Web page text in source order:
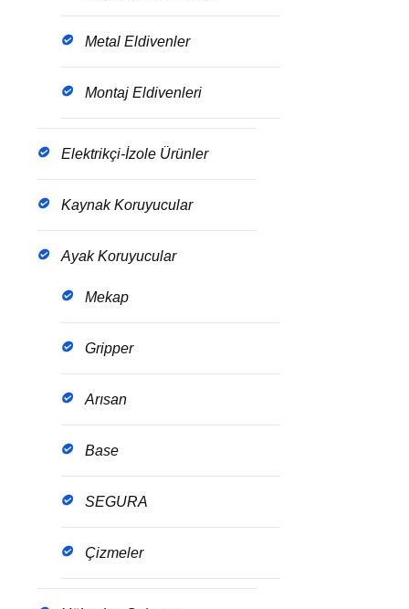
Metal Eldivenler
Montaj Eldivenleri
Elektrikçi-İzole Ürünler
Kaynak Koruyucular
Ayak Koruyucular
Mekap
Gripper
Arısan
Base
SEGURA
Çizmeler